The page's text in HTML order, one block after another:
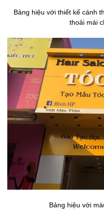
Bảng hiệu với thiết kế cánh
thoải mái
Bảng hiệu với